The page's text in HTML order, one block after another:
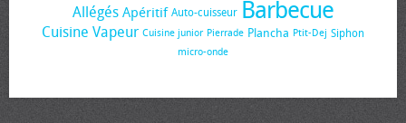
Allégés Apéritif Auto-cuisseur Barbecue
Cuisine Vapeur Cuisine junior Pierrade Plancha Ptit-Dej Siphon
micro-onde